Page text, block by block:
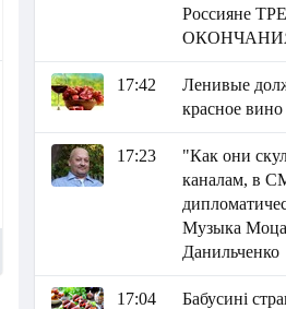
Россияне
17:42
Ленивые
красное вино
17:23
"Как они
каналам, в
Музыка
Данильченко
17:04
Бабусині